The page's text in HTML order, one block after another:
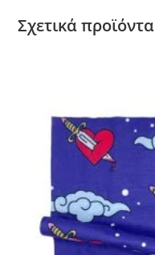
Σχετικά προϊόντα